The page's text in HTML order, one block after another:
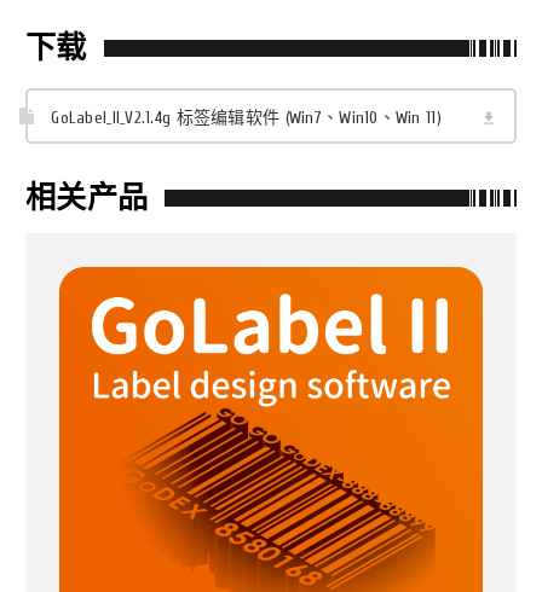
下载
GoLabel_II_V2.1.4g 标签编辑软件 (Win7、Win10、Win 11)
相关产品